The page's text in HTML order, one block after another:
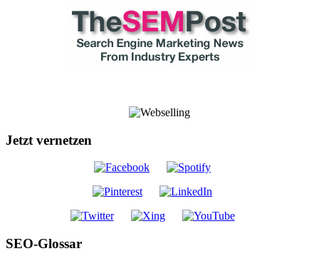
Jetzt vernetzen
SEO-Glossar